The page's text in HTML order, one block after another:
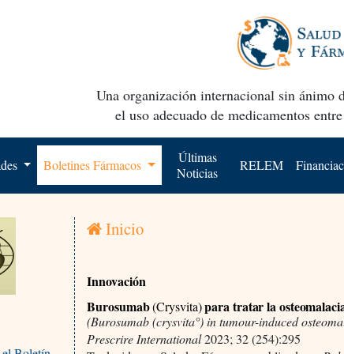
Una organización internacional sin ánimo
el uso adecuado de medicamentos
Boletines Fármacos
Últimas
Noticias
RELEM
Inicio
Innovación
Burosumab(Crysvita)para tratar la
(Burosumab (crysvita°) in tumour-induced
Prescrire International2023; 32 (254):295